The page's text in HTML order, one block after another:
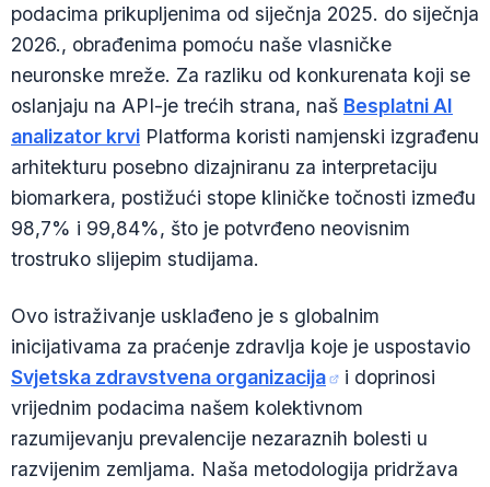
podacima prikupljenima od siječnja 2025. do siječnja
2026., obrađenima pomoću naše vlasničke
neuronske mreže. Za razliku od konkurenata koji se
oslanjaju na API-je trećih strana, naš Besplatni AI
analizator krvi Platforma koristi namjenski izgrađenu
arhitekturu posebno dizajniranu za interpretaciju
biomarkera, postižući stope kliničke točnosti između
98,7% i 99,84%, što je potvrđeno neovisnim
trostruko slijepim studijama.
Ovo istraživanje usklađeno je s globalnim
inicijativama za praćenje zdravlja koje je uspostavio
Svjetska zdravstvena organizacija
i doprinosi
vrijednim podacima našem kolektivnom
razumijevanju prevalencije nezaraznih bolesti u
razvijenim zemljama. Naša metodologija pridržava